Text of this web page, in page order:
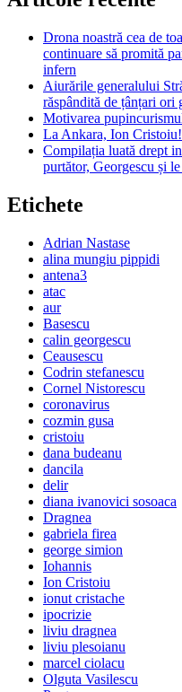
Drona noastră cea de
continuare să promită
infern
Aiurările generalului
răspândită de țânțari ori
Motivarea
La Ankara, Ion
Compilația luată drept
purtător, Georgescu și
Etichete
Adrian Nastase
alina mungiu pippidi
antena3
atac
aur
Basescu
calin georgescu
Ceausescu
Codrin stefanescu
Cornel Nistorescu
coronavirus
cozmin gusa
cristoiu
dana budeanu
dancila
delir
diana ivanovici sosoaca
Dragnea
gabriela firea
george simion
Iohannis
Ion Cristoiu
ionut cristache
ipocrizie
liviu dragnea
liviu plesoianu
marcel ciolacu
Olguta Vasilescu